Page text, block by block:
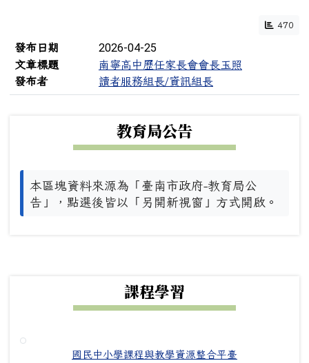
470
文章列表
發布日期 2026-04-25
文章標題
南寧高中歷任家長會會長玉照
發布者
讀者服務組長/資訊組長
教育局公告
本區塊資料來源為「臺南市政府-教育局公
告」，點選後皆以「另開新視窗」方式開啟。
課程學習
國民中小學課程與教學資源整合平臺